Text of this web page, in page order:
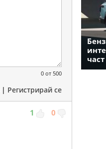
0 от 500
| Регистрирай се
1 0
част